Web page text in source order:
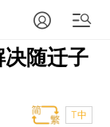
随迁子
T中